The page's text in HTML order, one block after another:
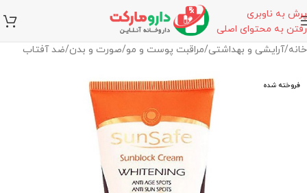
پرش به ناوبری
رفتن به محتوای اصلی
خانه/آرایشی و بهداشتی/مراقبت پوست و مو/صورت و بدن/ضد آفتاب
فروخته شده